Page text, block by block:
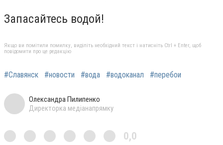
Запасайтесь водой!
Якщо ви помітили помилку, виділіть необхідний текст і натисніть Ctrl + Enter, щоб
повідомити про це редакцію
#Славянск #новости #вода #водоканал #перебои
Олександра Пилипенко
Директорка медіанапрямку
0,0